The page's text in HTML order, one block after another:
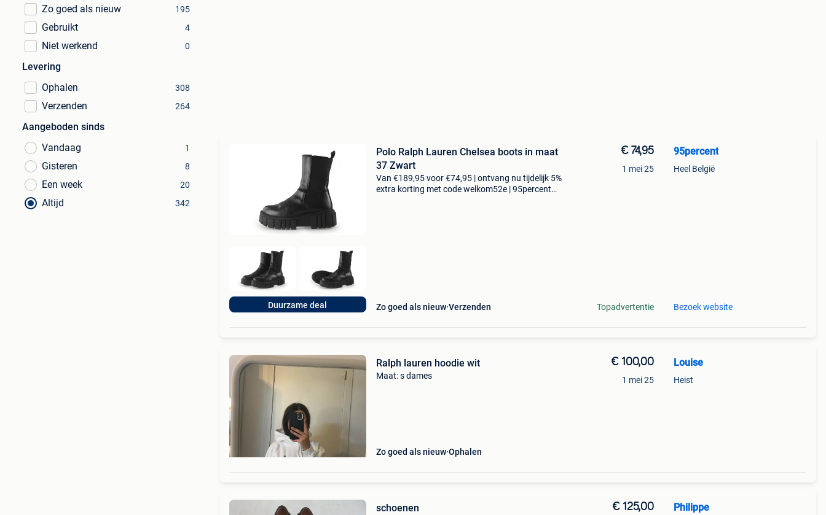
Zo goed als nieuw 195
Gebruikt 4
Niet werkend 0
Levering
Ophalen
308
Verzenden 264
Aangeboden sinds
Vandaag
1
Gisteren 8
Een week 20
Altijd 342
Duurzame deal
Polo Ralph Lauren Chelsea boots in maat
37 Zwart
Van €189,95 voor €74,95 | ontvang nu tijdelijk 5%
extra korting met code welkom52e | 95percent
Zo goed als nieuw Verzenden
€ 74,95
1 mei 25
Topadvertentie
95percent
Heel België
Bezoek website
Ralph lauren hoodie wit
Maat: s dames
Zo goed als nieuw Ophalen
€ 100,00
1 mei 25
Louise
Heist
schoenen € 125,00 Philippe